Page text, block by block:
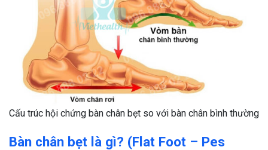
Cấu trúc hội chứng bàn chân bẹt so với bàn chân bình thường
Bàn chân bẹt là gì? (Flat Foot – Pes